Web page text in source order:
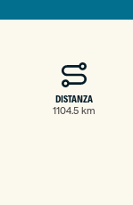
DISTANZA
1104.5 km